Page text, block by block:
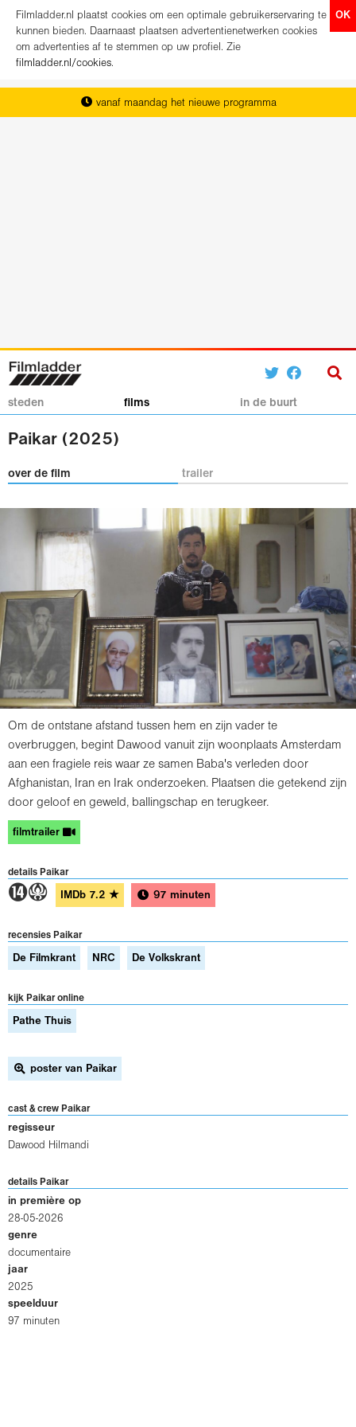
OK
Filmladder.nl plaatst cookies om een optimale gebruikerservaring te
kunnen bieden. Daarnaast plaatsen advertentienetwerken cookies
om advertenties af te stemmen op uw profiel. Zie
filmladder.nl/cookies.
vanaf maandag het nieuwe programma
het complete overzicht van Nederland
koop direct je kaartjes
steden films in de buurt
Paikar (2025)
over de film trailer
Om de ontstane afstand tussen hem en zijn vader te
overbruggen, begint Dawood vanuit zijn woonplaats Amsterdam
aan een fragiele reis waar ze samen Baba's verleden door
Afghanistan, Iran en Irak onderzoeken. Plaatsen die getekend zijn
door geloof en geweld, ballingschap en terugkeer.
filmtrailer
details Paikar
5A IMDb 7.2 ★ 97 minuten
recensies Paikar
De Filmkrant NRC De Volkskrant
kijk Paikar online
Pathe Thuis
poster van Paikar
cast & crew Paikar
regisseur
Dawood Hilmandi
details Paikar
in première op
28-05-2026
genre
documentaire
jaar
2025
speelduur
97 minuten